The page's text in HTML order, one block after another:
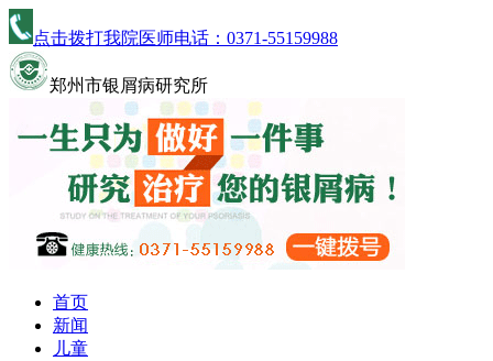
点击拨打我院医师电话： 0371-55159988
郑州市银屑病研究所
首页
新闻
儿童